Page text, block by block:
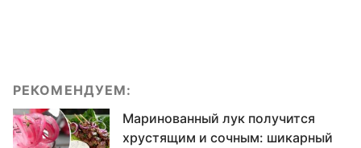
РЕКОМЕНДУЕМ:
Маринованный лук получится
хрустящим и сочным: шикарный